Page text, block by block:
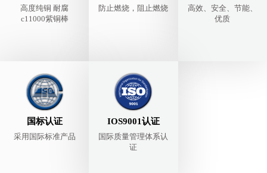
高度纯铜 耐腐
c11000紫铜棒
防止燃烧，阻止燃烧
高效、安全、节能、
优质
国标认证
采用国际标准产品
IOS9001认证
国际质量管理体系认
证